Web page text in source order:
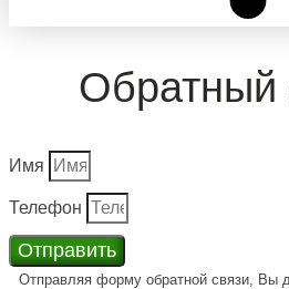
Обратный
Имя
Телефон
Отправить
Отправляя форму обратной связи, Вы